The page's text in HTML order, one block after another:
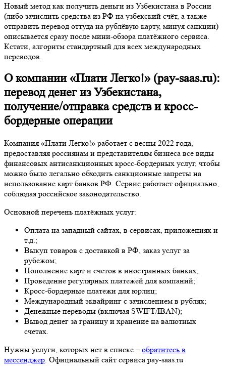
Новый метод как получить деньги из Узбекистана в России
(либо зачислить средства из РФ на узбекский счёт, а также
отправить перевод оттуда на рублёвую карту, минуя санкции)
описывается сразу после мини-обзора платёжного сервиса.
Кстати, алгоритм стандартный для всех международных
переводов.
О компании «Плати Легко!» (pay-saas.ru):
перевод денег из Узбекистана,
получение/отправка средств и кросс-
бордерные операции
Компания «Плати Легко!» работает с весны 2022 года,
предоставляя россиянам и представителям бизнеса все виды
финансовых антисанкционных кросс-бордерных услуг, чтобы
можно было легально обходить санкционные запреты на
использование карт банков РФ. Сервис работает официально,
соблюдая российское законодательство.
Основной перечень платёжных услуг:
Оплата на западный сайтах, в сервисах, приложениях и
т.д.;
Выкуп товаров с доставкой в РФ, заказ услуг за
рубежом;
Пополнение карт и счетов в иностранных банках;
Проведение регулярных платежей для компаний;
Кросс-бордерные платежи для юрлиц;
Международный эквайринг с зачислением в рублях;
Денежные переводы (включая SWIFT/IBAN);
Вывод денег за границу и хранение на валютных
счетах.
Нужны услуги, которых нет в списке –обратитесь в
мессенджер. Официальный сайт сервиса pay-saas.ru